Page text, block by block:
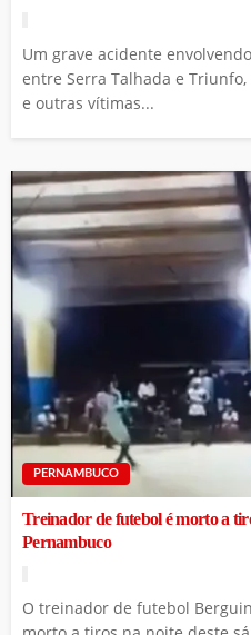
Um grave acidente
entre Serra Talhada e
e outras vítimas...
PERNAMBUCO
Treinador de futebol é morto a
Pernambuco
O treinador de futebol